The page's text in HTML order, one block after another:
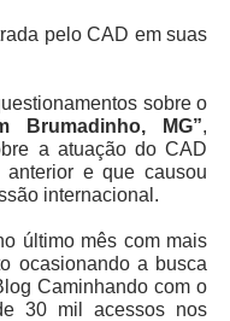
pelo CAD em suas
sobre o
Brumadinho, MG”,
a atuação do CAD
e que causou
internacional.
último mês com mais
ocasionando a busca
Caminhando com o
30 mil acessos nos